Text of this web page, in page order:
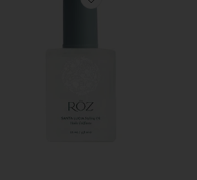
Favorite TRAVEL SANTA